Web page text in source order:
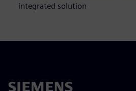
integrated solution